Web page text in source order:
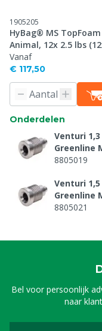
1905205
HyBag® MS TopFoam
Animal, 12x 2.5 lbs
1,134 kg) -
Vanaf
€ 117,50
Onderdelen
Venturi
Greenline
8805019
Venturi
Greenline
8805021
Greenline
TopFoam
8807013
Bel voor persoonlijk
naar